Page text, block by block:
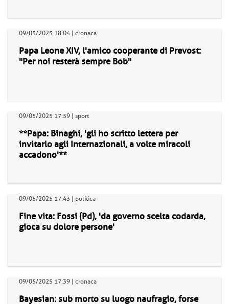
09/05/2025 18:04 | cronaca
Papa Leone XIV, l'amico cooperante di Prevost:
"Per noi resterà sempre Bob"
09/05/2025 17:59 | sport
**Papa: Binaghi, 'gli ho scritto lettera per
invitarlo agli Internazionali, a volte miracoli
accadono'**
09/05/2025 17:43 | politica
Fine vita: Fossi (Pd), 'da governo scelta codarda,
gioca su dolore persone'
09/05/2025 17:39 | cronaca
Bayesian: sub morto su luogo naufragio, forse